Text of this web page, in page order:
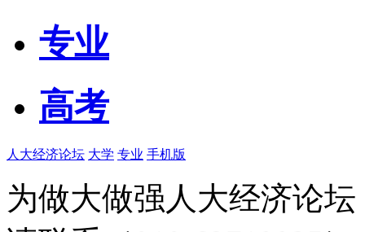
专业
高考
人大经济论坛 大学 专业 手机版
为做大做强人大经济论